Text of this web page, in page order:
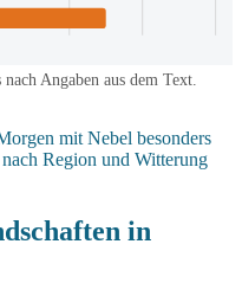
Angaben aus dem Text.
mit Nebel besonders
Region und Witterung
in